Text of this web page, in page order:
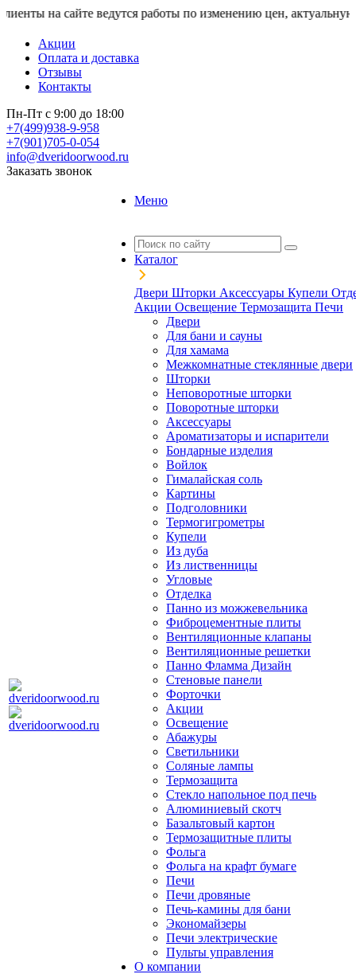
сайте ведутся работы по изменению цен, актуальную
Акции
Оплата и доставка
Отзывы
Контакты
Пн-Пт с 9:00 до 18:00
+7(499)938-9-958
+7(901)705-0-054
info@dveridoorwood.ru
Заказать звонок
Меню
Каталог
Двери Шторки Аксессуары Купели
Акции Освещение Термозащита Печи
Двери
Для бани и сауны
Для хамама
Межкомнатные стеклянные двери
Шторки
Неповоротные шторки
Поворотные шторки
Аксессуары
Ароматизаторы и испарители
Бондарные изделия
Войлок
Гималайская соль
Картины
Подголовники
Термогигрометры
Купели
Из дуба
Из лиственницы
Угловые
Отделка
Панно из можжевельника
Фиброцементные плиты
Вентиляционные клапаны
Вентиляционные решетки
Панно Фламма Дизайн
Стеновые панели
Форточки
Акции
Освещение
Абажуры
Светильники
Соляные лампы
Термозащита
Стекло напольное под печь
Алюминиевый скотч
Базальтовый картон
Термозащитные плиты
Фольга
Фольга на крафт бумаге
Печи
Печи дровяные
Печь-камины для бани
Экономайзеры
Печи электрические
Пульты управления
О компании